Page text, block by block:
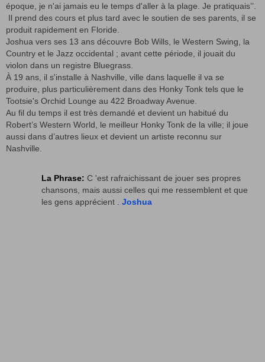
époque, je n'ai jamais eu le temps d'aller à la plage. Je pratiquais’’.
Il prend des cours et plus tard avec le soutien de ses parents, il se
produit rapidement en Floride.
Joshua vers ses 13 ans découvre Bob Wills, le Western Swing, la
Country et le Jazz occidental ; avant cette période, il jouait du
violon dans un registre Bluegrass.
À 19 ans, il s'installe à Nashville, ville dans laquelle il va se
produire, plus particulièrement dans des Honky Tonk tels que le
Tootsie's Orchid Lounge au 422 Broadway Avenue.
Au fil du temps il est très demandé et devient un habitué du
Robert’s Western World, le meilleur Honky Tonk de la ville; il joue
aussi dans d’autres lieux et devient un artiste reconnu sur
Nashville.
La Phrase: C 'est rafraichissant de jouer ses propres
chansons, mais aussi celles qui me ressemblent et que
les gens apprécient . Joshua